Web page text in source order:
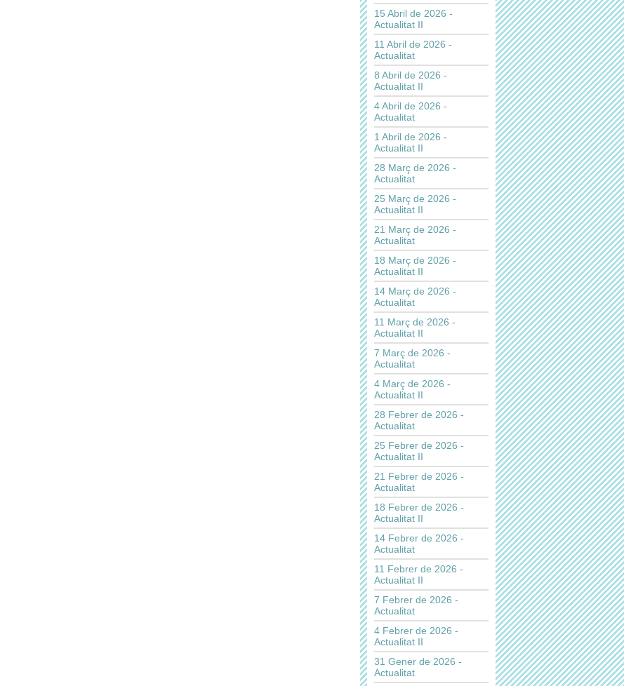
15 Abril de 2026 -
Actualitat II
11 Abril de 2026 -
Actualitat
8 Abril de 2026 -
Actualitat II
4 Abril de 2026 -
Actualitat
1 Abril de 2026 -
Actualitat II
28 Març de 2026 -
Actualitat
25 Març de 2026 -
Actualitat II
21 Març de 2026 -
Actualitat
18 Març de 2026 -
Actualitat II
14 Març de 2026 -
Actualitat
11 Març de 2026 -
Actualitat II
7 Març de 2026 -
Actualitat
4 Març de 2026 -
Actualitat II
28 Febrer de 2026 -
Actualitat
25 Febrer de 2026 -
Actualitat II
21 Febrer de 2026 -
Actualitat
18 Febrer de 2026 -
Actualitat II
14 Febrer de 2026 -
Actualitat
11 Febrer de 2026 -
Actualitat II
7 Febrer de 2026 -
Actualitat
4 Febrer de 2026 -
Actualitat II
31 Gener de 2026 -
Actualitat